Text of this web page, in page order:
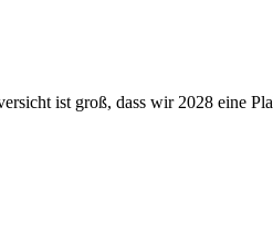
ist groß, dass wir 2028 eine